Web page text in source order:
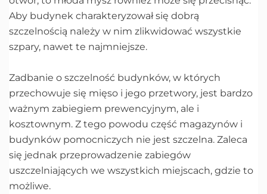
Aby budynek charakteryzował się dobrą
szczelnością należy w nim zlikwidować wszystkie
szpary, nawet te najmniejsze.
Zadbanie o szczelność budynków, w których
przechowuje się mięso i jego przetwory, jest bardzo
ważnym zabiegiem prewencyjnym, ale i
kosztownym. Z tego powodu część magazynów i
budynków pomocniczych nie jest szczelna. Zaleca
się jednak przeprowadzenie zabiegów
uszczelniających we wszystkich miejscach, gdzie to
możliwe.